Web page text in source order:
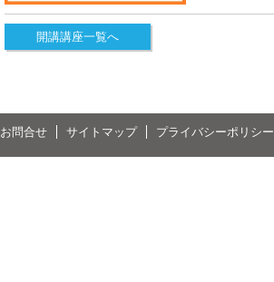
開講講座一覧へ
お問合せ サイトマップ プライバシーポリシー